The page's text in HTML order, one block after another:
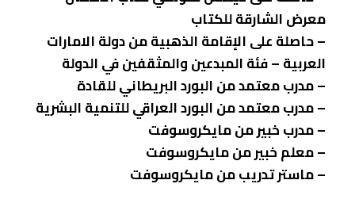
معرض الشارقة للكتاب
– حاصلة على الإقامة الذهبية من دولة الامارات
العربية – فئة المبدعين والمثقفين في الدولة
– مدرب معتمد من البورد البريطاني للقادة
– مدرب معتمد من البورد العراقي للتنمية البشرية
– مدرب خبير من مايكروسوفت
– معلم خبير من مايكروسوفت
– ماستر تدريب من مايكروسوفت